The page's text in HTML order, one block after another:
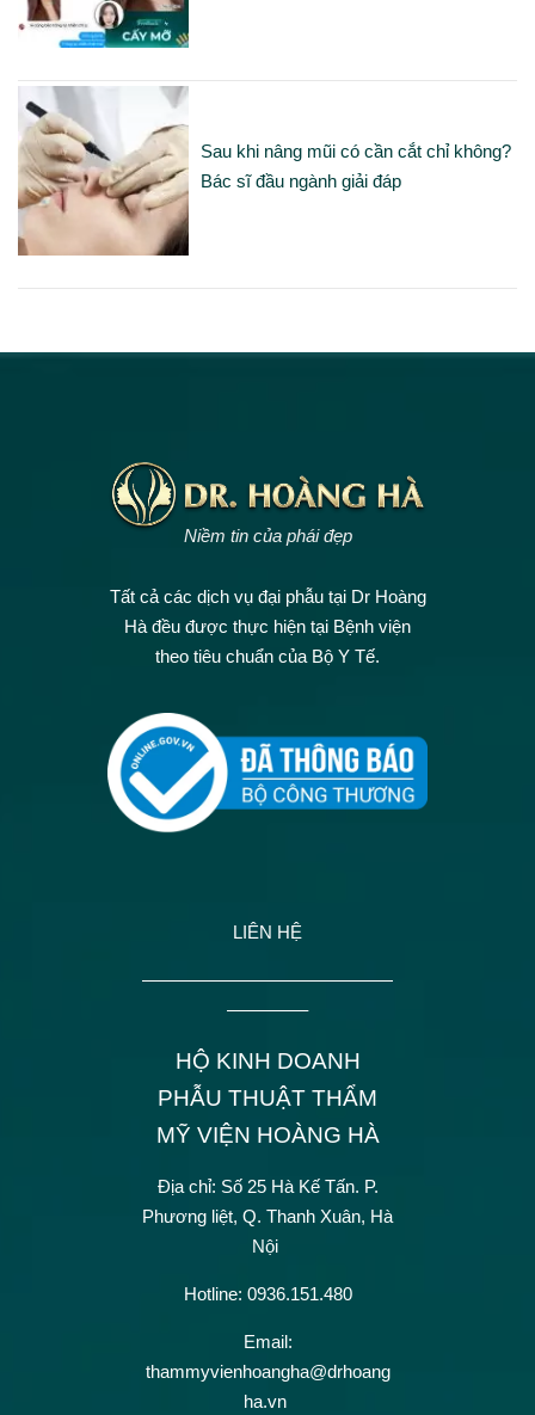
Sau khi nâng mũi có cần cắt chỉ không?
Bác sĩ đầu ngành giải đáp
Niềm tin của phái đẹp
Tất cả các dịch vụ đại phẫu tại Dr Hoàng
Hà đều được thực hiện tại Bệnh viện
theo tiêu chuẩn của Bộ Y Tế.
LIÊN HỆ
——————————————
————–
HỘ KINH DOANH
PHẪU THUẬT THẨM
MỸ VIỆN HOÀNG HÀ
Địa chỉ: Số 25 Hà Kế Tấn. P.
Phương liệt, Q. Thanh Xuân, Hà
Nội
Hotline: 0936.151.480
Email:
thammyvienhoangha@drhoang
ha.vn